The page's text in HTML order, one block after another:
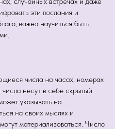
эти послания и
важно научиться быть
числа на часах, номерах
несут в себе скрытый
указывать на
на своих мыслях и
материализоваться. Число